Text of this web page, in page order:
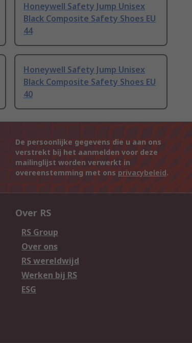
Honeywell Safety Jump Unisex
Black Composite Safety Shoes EU
44
Honeywell Safety Jump Unisex
Black Composite Safety Shoes EU
40
De persoonlijke gegevens die u aan ons
verstrekt bij het aanmelden voor deze
mailinglijst worden verwerkt in
overeenstemming met ons privacybeleid.
Over RS
RS Group
Over ons
RS wereldwijd
Werken bij RS
ESG